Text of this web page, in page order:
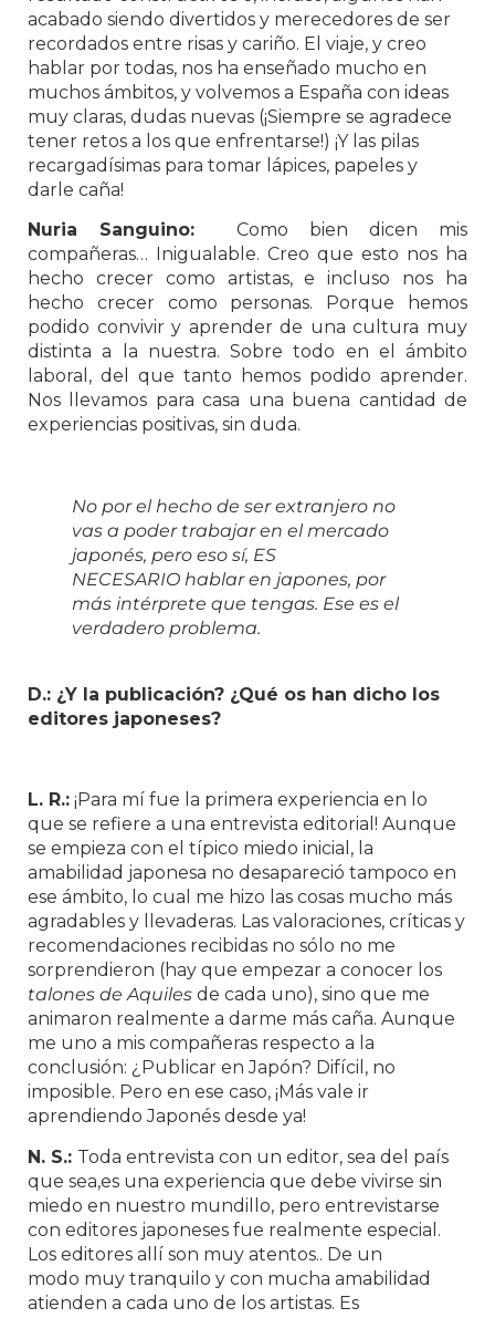
acabado siendo divertidos y merecedores de ser
recordados entre risas y cariño. El viaje, y creo
hablar por todas, nos ha enseñado mucho en
muchos ámbitos, y volvemos a España con ideas
muy claras, dudas nuevas (¡Siempre se agradece
tener retos a los que enfrentarse!) ¡Y las pilas
recargadísimas para tomar lápices, papeles y
darle caña!
Nuria Sanguino: Como bien dicen mis
compañeras… Inigualable. Creo que esto nos ha
hecho crecer como artistas, e incluso nos ha
hecho crecer como personas. Porque hemos
podido convivir y aprender de una cultura muy
distinta a la nuestra. Sobre todo en el ámbito
laboral, del que tanto hemos podido aprender.
Nos llevamos para casa una buena cantidad de
experiencias positivas, sin duda.
No por el hecho de ser extranjero no
vas a poder trabajar en el mercado
japonés, pero eso sí, ES
NECESARIO hablar en japones, por
más intérprete que tengas. Ese es el
verdadero problema.
D.: ¿Y la publicación? ¿Qué os han dicho los
editores japoneses?
L. R.: ¡Para mí fue la primera experiencia en lo
que se refiere a una entrevista editorial! Aunque
se empieza con el típico miedo inicial, la
amabilidad japonesa no desapareció tampoco en
ese ámbito, lo cual me hizo las cosas mucho más
agradables y llevaderas. Las valoraciones, críticas y
recomendaciones recibidas no sólo no me
sorprendieron (hay que empezar a conocer los
talones de Aquiles de cada uno), sino que me
animaron realmente a darme más caña. Aunque
me uno a mis compañeras respecto a la
conclusión: ¿Publicar en Japón? Difícil, no
imposible. Pero en ese caso, ¡Más vale ir
aprendiendo Japonés desde ya!
N. S.: Toda entrevista con un editor, sea del país
que sea,es una experiencia que debe vivirse sin
miedo en nuestro mundillo, pero entrevistarse
con editores japoneses fue realmente especial.
Los editores allí son muy atentos.. De un
modo muy tranquilo y con mucha amabilidad
atienden a cada uno de los artistas. Es